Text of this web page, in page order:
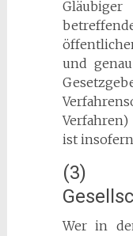
und
ist
(3)
Wer in